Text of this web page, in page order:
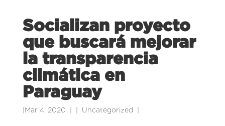
Socializan proyecto
que buscará mejorar
la transparencia
climática en
Paraguay
Mar 4, 2020 Uncategorized